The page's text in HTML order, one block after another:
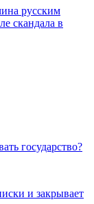
русским
скандала в
государство?
и закрывает